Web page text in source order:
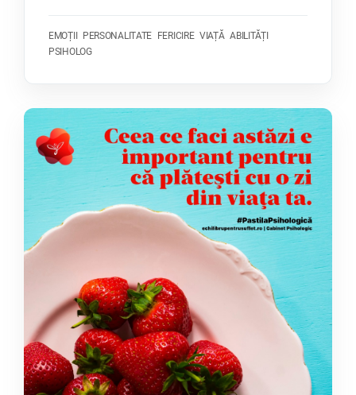
EMOȚII PERSONALITATE FERICIRE VIAȚĂ ABILITĂȚI
PSIHOLOG